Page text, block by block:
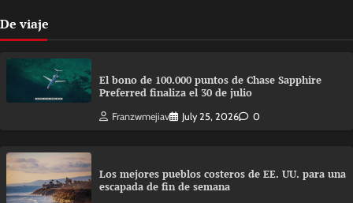
De viaje
El bono de 100.000 puntos de Chase Sapphire
Preferred finaliza el 30 de julio
Franzwmejiav July 25, 2026 0
Los mejores pueblos costeros de EE. UU. para una
escapada de fin de semana